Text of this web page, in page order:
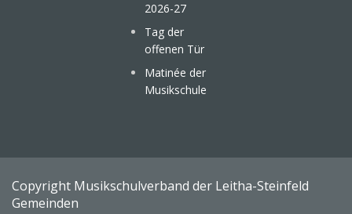
2026-27
Tag der
offenen Tür
Matinée der
Musikschule
Copyright Musikschulverband der Leitha-Steinfeld
Gemeinden